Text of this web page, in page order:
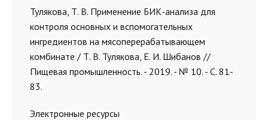
Тулякова, Т. В. Применение БИК-анализа для
контроля основных и вспомогательных
ингредиентов на мясоперерабатывающем
комбинате / Т. В. Тулякова, Е. И. Шибанов //
Пищевая промышленность. - 2019. - № 10. - С. 81-
83.
Электронные ресурсы